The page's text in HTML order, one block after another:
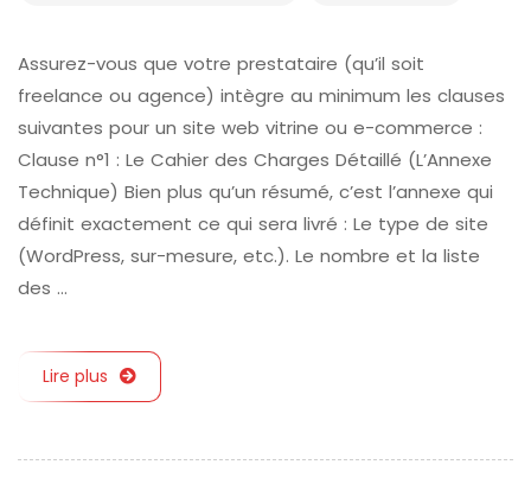
Assurez-vous que votre prestataire (qu’il soit
freelance ou agence) intègre au minimum les clauses
suivantes pour un site web vitrine ou e-commerce :
Clause n°1 : Le Cahier des Charges Détaillé (L’Annexe
Technique) Bien plus qu’un résumé, c’est l’annexe qui
définit exactement ce qui sera livré : Le type de site
(WordPress, sur-mesure, etc.). Le nombre et la liste
des …
Lire plus